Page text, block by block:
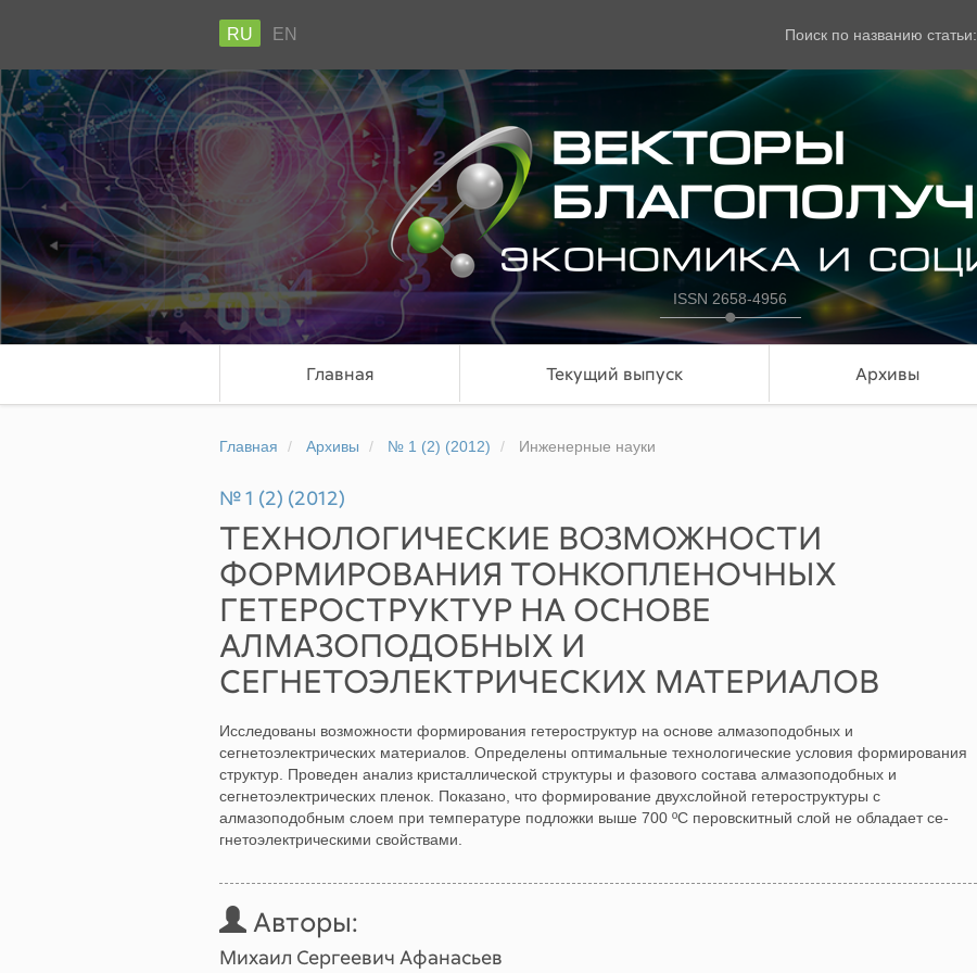
RU EN Поиск по названию статьи:
ISSN 2658-4956
Главная Текущий выпуск Архивы
Главная Архивы № 1 (2) (2012) Инженерные науки
№ 1 (2) (2012)
ТЕХНОЛОГИЧЕСКИЕ ВОЗМОЖНОСТИ
ФОРМИРОВАНИЯ ТОНКОПЛЕНОЧНЫХ
ГЕТЕРОСТРУКТУР НА ОСНОВЕ
АЛМАЗОПОДОБНЫХ И
СЕГНЕТОЭЛЕКТРИЧЕСКИХ МАТЕРИАЛОВ
Исследованы возможности формирования гетероструктур на основе алмазоподобных и
сегнетоэлектрических материалов. Определены оптимальные технологические условия формирования
структур. Проведен анализ кристаллической структуры и фазового состава алмазоподобных и
сегнетоэлектрических пленок. Показано, что формирование двухслойной гетероструктуры с
алмазоподобным слоем при температуре подложки выше 700 ºС перовскитный слой не обладает се-
гнетоэлектрическими свойствами.
Авторы:
Михаил Сергеевич Афанасьев